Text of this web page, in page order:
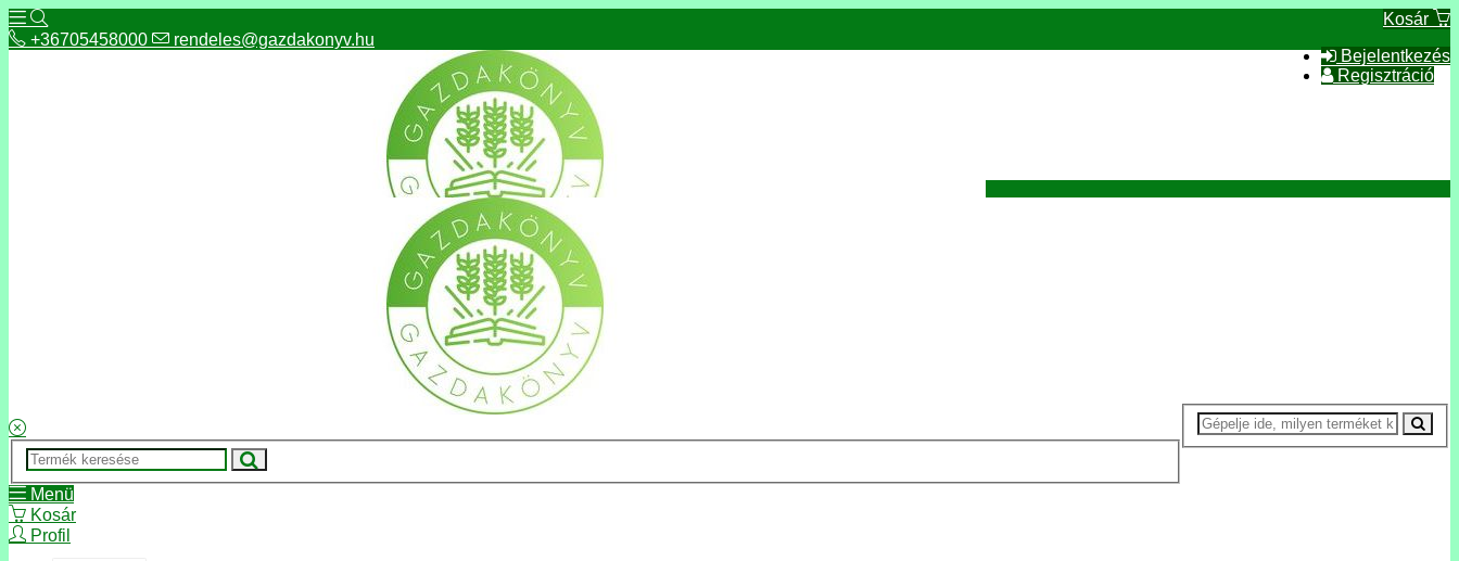
Kosár
Bejelentkezés
Regisztráció
+36705458000 rendeles@gazdakonyv.hu
Menü
Kosár
Profil